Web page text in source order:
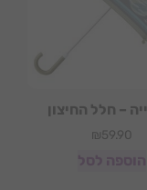
– חלל החיצון
₪59.90